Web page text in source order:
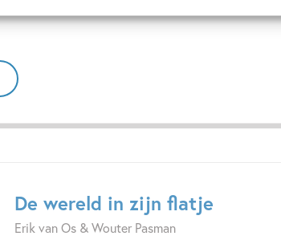
De wereld in zijn flatje
Erik van Os & Wouter Pasman